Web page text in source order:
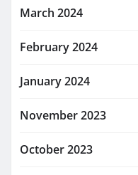
March 2024
February 2024
January 2024
November 2023
October 2023